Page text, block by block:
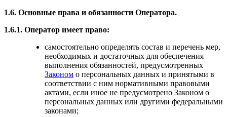
1.6. Основные права и обязанности Оператора.
1.6.1. Оператор имеет право:
самостоятельно определять состав и перечень мер,
необходимых и достаточных для обеспечения
выполнения обязанностей, предусмотренных
Законом о персональных данных и принятыми в
соответствии с ним нормативными правовыми
актами, если иное не предусмотрено Законом о
персональных данных или другими федеральными
законами;